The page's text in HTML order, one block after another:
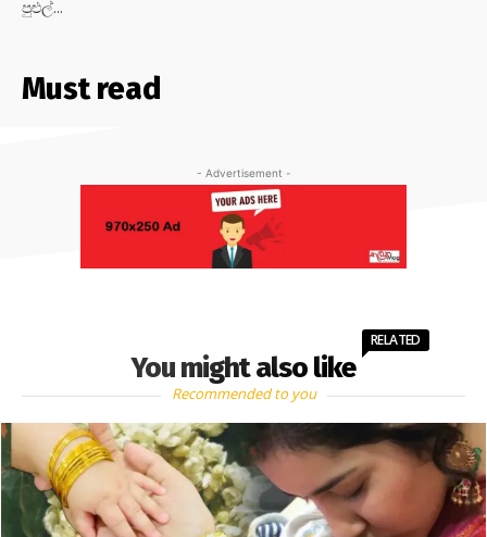
පුළුල්...
Must read
- Advertisement -
You might also like
RELATED
Recommended to you